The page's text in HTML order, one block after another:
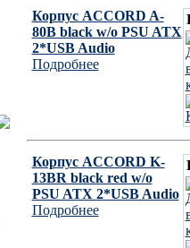
Корпус ACCORD A-
80B black w/o PSU ATX
2*USB Audio
Подробнее
Корпус ACCORD K-
13BR black red w/o
PSU ATX 2*USB Audio
Подробнее